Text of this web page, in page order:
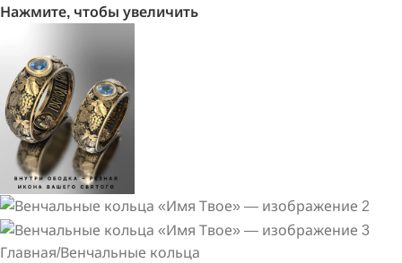
Нажмите, чтобы увеличить
Главная/Венчальные кольца